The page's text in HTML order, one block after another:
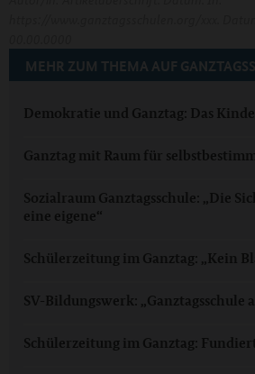
MEHR ZUM THEMA AUF
Demokratie und Ganztag: Das
Ganztag mit Raum für
Sozialraum Ganztagsschule: „Die
eine eigene“
Schülerzeitung im Ganztag: „Kein
SV-Bildungswerk: „Ganztagsschule
Schülerzeitung im Ganztag: